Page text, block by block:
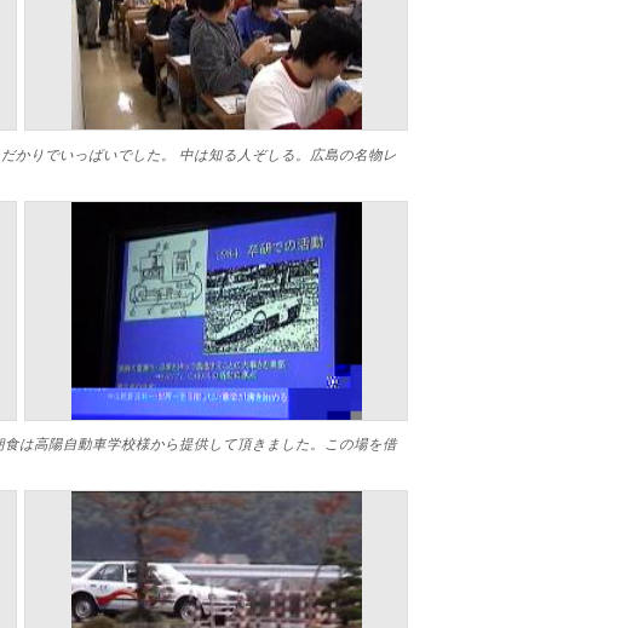
かりでいっぱいでした。 中は知る人ぞしる。広島の名物レ
は高陽自動車学校様から提供して頂きました。この場を借